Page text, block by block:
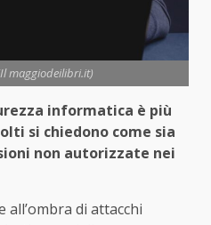
maggiodeilibri.it)
informatica è più
si chiedono come sia
non autorizzate nei
all’ombra di attacchi